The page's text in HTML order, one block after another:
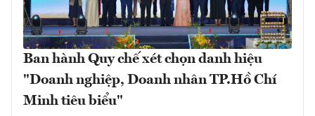
Ban hành Quy chế xét chọn danh hiệu
"Doanh nghiệp, Doanh nhân TP.Hồ Chí
Minh tiêu biểu"